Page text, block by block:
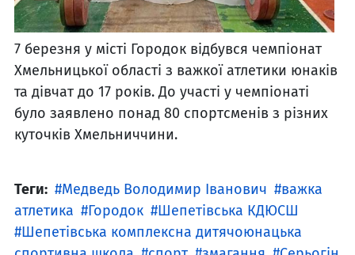
7 березня у місті Городок відбувся чемпіонат
Хмельницької області з важкої атлетики юнаків
та дівчат до 17 років. До участі у чемпіонаті
було заявлено понад 80 спортсменів з різних
куточків Хмельниччини.
Теги: Медведь Володимир Іванович
важка
атлетика
Городок
Шепетівська КДЮСШ
Шепетівська комплексна дитячоюнацька